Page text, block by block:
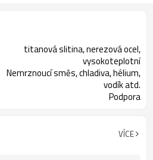
titanová slitina, nerezová ocel,
vysokoteplotní
Nemrznoucí směs, chladiva, hélium,
vodík atd.
Podpora
VÍCE